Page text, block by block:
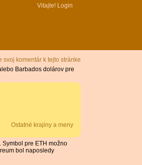
Vitajte! Login
svoj komentár k tejto stránke
Barbados dolárov pre
Ostatné krajiny a meny
pre ETH možno
bol naposledy